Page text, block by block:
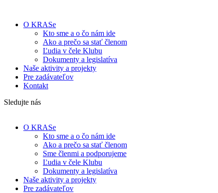
O KRASe
Kto sme a o čo nám ide
Ako a prečo sa stať členom
Ľudia v čele Klubu
Dokumenty a legislatíva
Naše aktivity a projekty
Pre zadávateľov
Kontakt
Sledujte nás
O KRASe
Kto sme a o čo nám ide
Ako a prečo sa stať členom
Sme členmi a podporujeme
Ľudia v čele Klubu
Dokumenty a legislatíva
Naše aktivity a projekty
Pre zadávateľov